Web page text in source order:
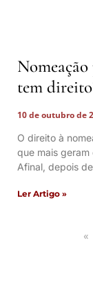
tem
10 de outubro de
O direito à
que mais
Afinal, depois
Ler Artigo »
«